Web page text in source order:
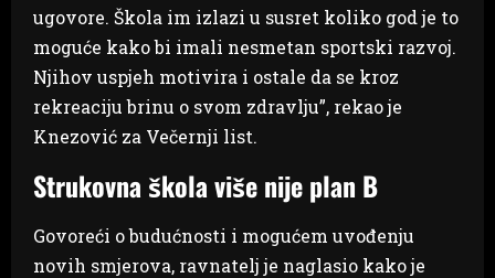
ugovore. Škola im izlazi u susret koliko god je to
moguće kako bi imali nesmetan sportski razvoj.
Njihov uspjeh motivira i ostale da se kroz
rekreaciju brinu o svom zdravlju”, rekao je
Knezović za Večernji list.
Strukovna škola više nije plan B
Govoreći o budućnosti i mogućem uvođenju
novih smjerova, ravnatelj je naglasio kako je